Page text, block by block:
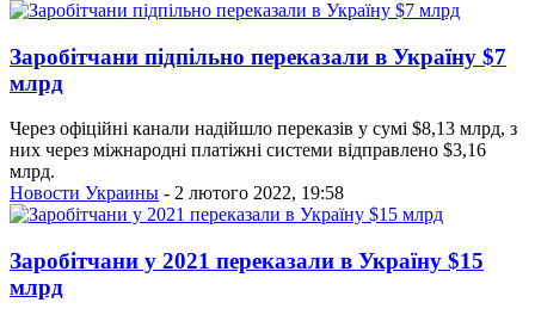
Заробітчани підпільно переказали в Україну $7
млрд
Через офіційні канали надійшло переказів у сумі $8,13 млрд, з
них через міжнародні платіжні системи відправлено $3,16
млрд.
Новости Украины - 2 лютого 2022, 19:58
Заробітчани у 2021 переказали в Україну $15
млрд